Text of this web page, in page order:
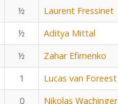
½ Laurent Fressinet
½ Aditya Mittal
½ Zahar Efimenko
1 Lucas van Foreest
0 Nikolas Wachinger